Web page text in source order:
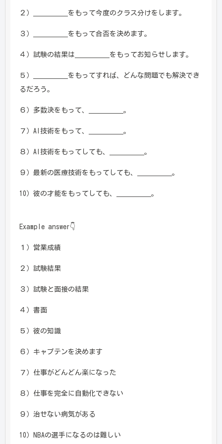
２）＿＿＿＿＿をもって今度のクラス分けをします。
３）＿＿＿＿＿をもって合否を決めます。
４）試験の結果は＿＿＿＿＿をもってお知らせします。
５）＿＿＿＿＿をもってすれば、どんな問題でも解決でき
るだろう。
６）多数決をもって、＿＿＿＿＿。
７）AI技術をもって、＿＿＿＿＿。
８）AI技術をもってしても、＿＿＿＿＿。
９）最新の医療技術をもってしても、＿＿＿＿＿。
10）彼の才能をもってしても、＿＿＿＿＿。
Example answer👇
１）営業成績
２）試験結果
３）試験と面接の結果
４）書面
５）彼の知識
６）キャプテンを決めます
７）仕事がどんどん楽になった
８）仕事を完全に自動化できない
９）治せない病気がある
10）NBAの選手になるのは難しい